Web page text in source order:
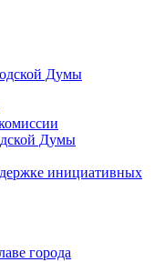
Думы
Думы
инициативных
города